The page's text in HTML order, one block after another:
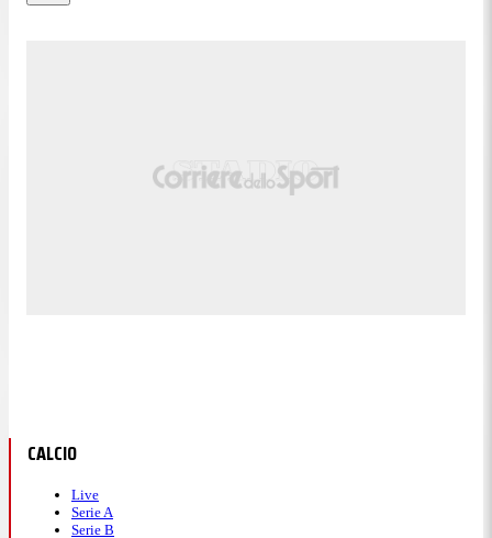
CALCIO
Live
Serie A
Serie B